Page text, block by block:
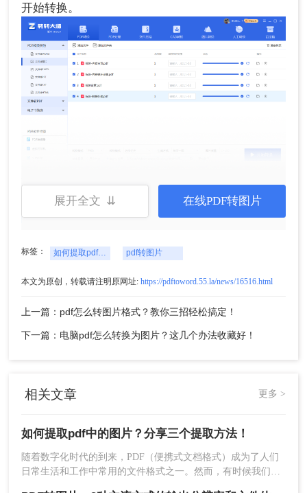
开始转换。
二、使用在线PDF转换工具
用在线PDF转换工具提取PDF中的图片。以下是使
1、打开在线PDF转图片网址：
https://pdftoword.55.la/pdf-to-jpg/
2、点击“选择文件”，上传PDF文件
展开全文 ⇊ 在线PDF转图片
标签： 如何提取pdf中的图片 pdf转图片
本文为原创，转载请注明原网址: https://pdftoword.55.la/news/16516.html
上一篇：pdf怎么转图片格式？教你三招轻松搞定！
下一篇：电脑pdf怎么转换为图片？这几个办法收藏好！
相关文章 更多 >
如何提取pdf中的图片？分享三个提取方法！
随着数字化时代的到来，PDF（便携式文档格式）成为了人们
日常生活和工作中常用的文件格式之一。然而，有时候我们需